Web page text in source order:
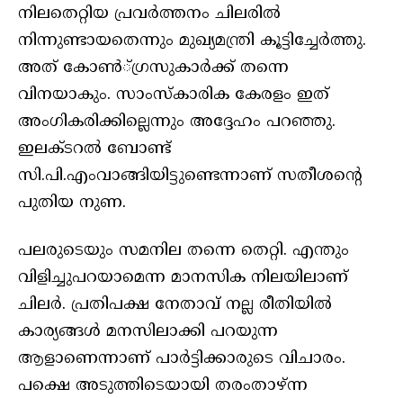
നിലതെറ്റിയ പ്രവര്‍ത്തനം ചിലരില്‍
നിന്നുണ്ടായതെന്നും മുഖ്യമന്ത്രി കൂട്ടിച്ചേര്‍ത്തു.
അത് കോണ്‍്ഗ്രസുകാര്‍ക്ക് തന്നെ
വിനയാകും. സാംസ്‌കാരിക കേരളം ഇത്
അംഗികരിക്കില്ലെന്നും അദ്ദേഹം പറഞ്ഞു.
ഇലക്ടറല്‍ ബോണ്ട്
സി.പി.എംവാങ്ങിയിട്ടുണ്ടെന്നാണ് സതീശന്റെ
പുതിയ നുണ.
പലരുടെയും സമനില തന്നെ തെറ്റി. എന്തും
വിളിച്ചുപറയാമെന്ന മാനസിക നിലയിലാണ്
ചിലര്‍. പ്രതിപക്ഷ നേതാവ് നല്ല രീതിയില്‍
കാര്യങ്ങള്‍ മനസിലാക്കി പറയുന്ന
ആളാണെന്നാണ് പാര്‍ട്ടിക്കാരുടെ വിചാരം.
പക്ഷെ അടുത്തിടെയായി തരംതാഴ്ന്ന